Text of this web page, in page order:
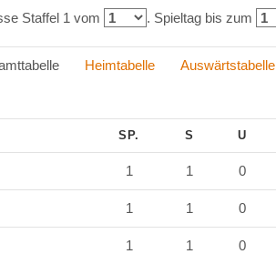
Staffel 1 vom . Spieltag bis zum
Heimtabelle Auswärtstabelle
SP. S U
1 1 0
1 1 0
1 1 0